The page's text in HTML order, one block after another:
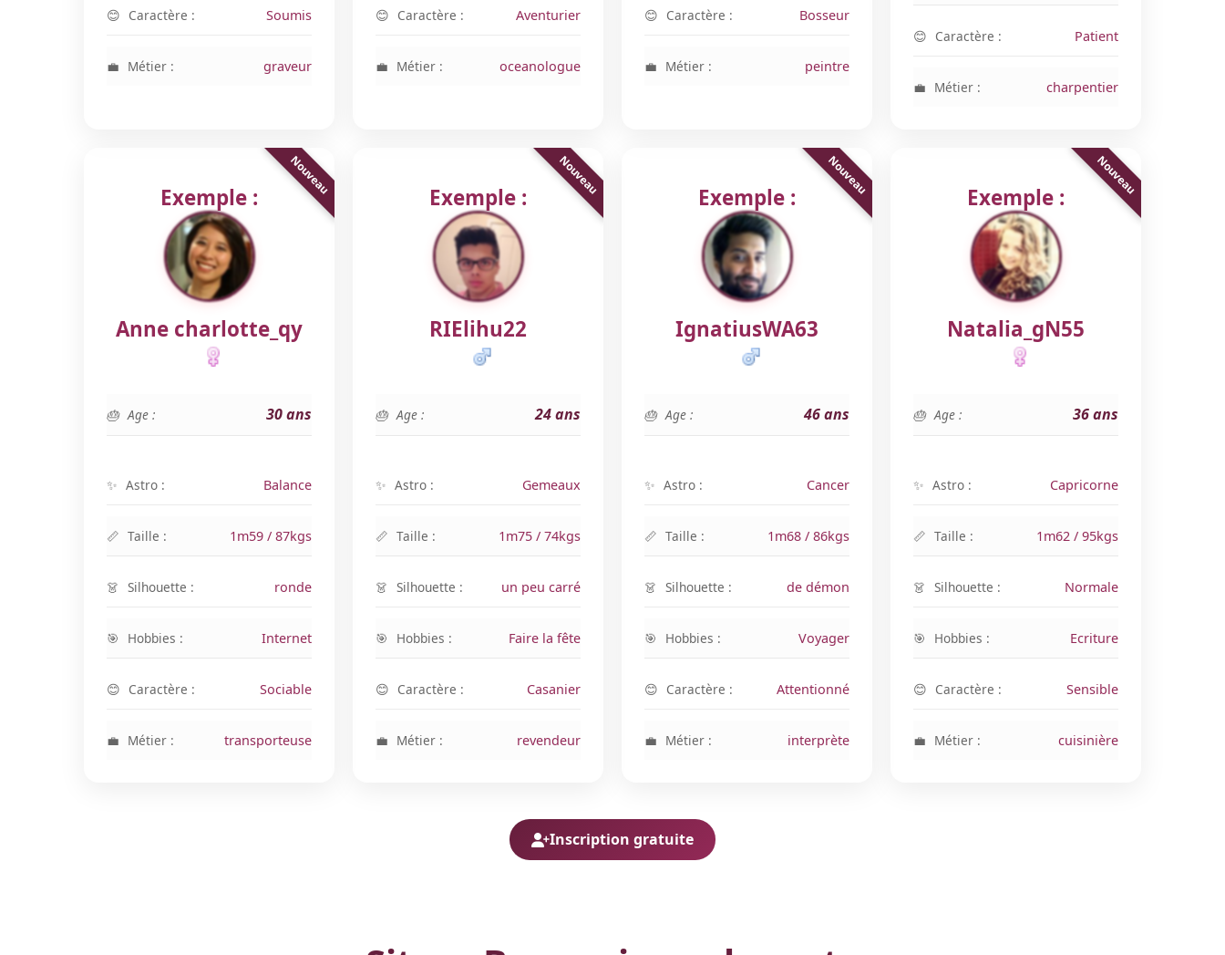
Caractère : Soumis
Métier : graveur
Caractère : Aventurier
Métier : oceanologue
Caractère : Bosseur
Métier : peintre
Caractère : Patient
Métier : charpentier
Exemple :
Anne charlotte_qy
Age : 30 ans
Astro : Balance
Taille : 1m59 / 87kgs
Silhouette : ronde
Hobbies : Internet
Caractère : Sociable
Métier : transporteuse
Exemple :
RIElihu22
Age : 24 ans
Astro : Gemeaux
Taille : 1m75 / 74kgs
Silhouette : un peu carré
Hobbies : Faire la fête
Caractère : Casanier
Métier : revendeur
Exemple :
IgnatiusWA63
Age : 46 ans
Astro : Cancer
Taille : 1m68 / 86kgs
Silhouette : de démon
Hobbies : Voyager
Caractère : Attentionné
Métier : interprète
Exemple :
Natalia_gN55
Age : 36 ans
Astro : Capricorne
Taille : 1m62 / 95kgs
Silhouette : Normale
Hobbies : Ecriture
Caractère : Sensible
Métier : cuisinière
Inscription gratuite